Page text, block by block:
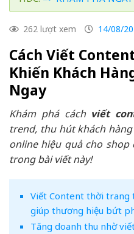
262 lượt xem 14/08/
Cách Viết
Khiến Khách
Ngay
Khám phá cáchviết
trend, thu hút khách
online hiệu quả cho shop
trong bài viết này!
Viết Content thời trang
giúp thương hiệu bứt
Tăng doanh thu nhờ